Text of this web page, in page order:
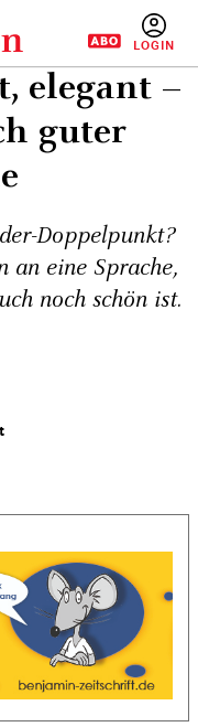
elegant –
guter
Doppelpunkt?
an eine Sprache,
noch schön ist.